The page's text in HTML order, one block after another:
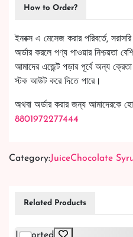
How to Order?
ইনবক্স এ মেসেজ করার পরিবর্তে,
অর্ডার করলে পণ্য পাওয়ার নিশ্চয়তা
আমাদের এজেন্ট পড়ার পূর্বে অন্য
স্টক আউট করে দিতে পারে।
অথবা অর্ডার করার জন্য আমাদেরকে
8801972277444
Category:JuiceChocolate
Related Products
Imported